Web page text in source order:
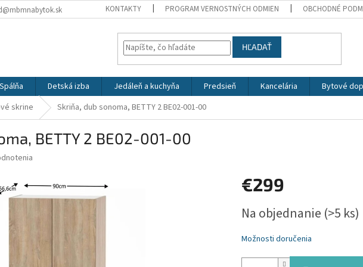
KONTAKTY PROGRAM VERNOSTNÝCH ODMIEN OBCHODNÉ
HĽADAŤ
Spálňa Detská izba Jedáleň a kuchyňa Predsieň Kancelária Bytové
skrine Skriňa, dub sonoma, BETTY 2 BE02-001-00
BETTY 2 BE02-001-00
€299
cena:
Na objednanie (>5 ks)
Možnosti doručenia